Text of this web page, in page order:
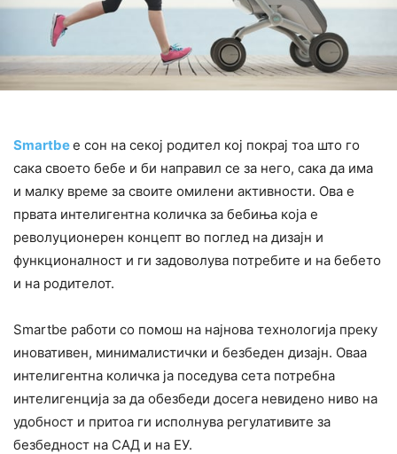
Smartbeе сон на секој родител кој покрај тоа што го
сака своето бебе и би направил се за него, сака да има
и малку време за своите омилени активности. Ова е
првата интелигентна количка за бебиња која е
револуционерен концепт во поглед на дизајн и
функционалност и ги задоволува потребите и на бебето
и на родителот.
Smartbe работи со помош на најнова технологија преку
иновативен, минималистички и безбеден дизајн. Оваа
интелигентна количка ја поседува сета потребна
интелигенција за да обезбеди досега невидено ниво на
удобност и притоа ги исполнува регулативите за
безбедност на САД и на ЕУ.